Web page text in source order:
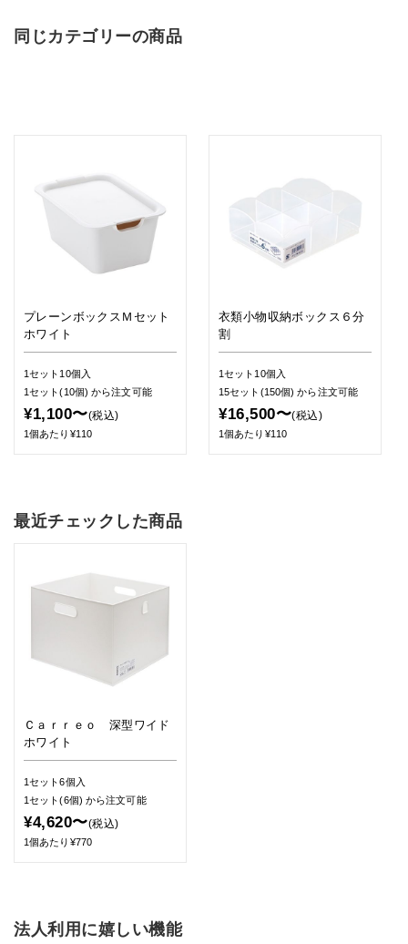
同じカテゴリーの商品
プレーンボックスＭセット
ホワイト
1セット10個入
1セット(10個)から注文可能
¥1,100〜(税込)
1個あたり¥110
衣類小物収納ボックス６分
割
1セット10個入
15セット(150個)から注文可能
¥16,500〜(税込)
1個あたり¥110
最近チェックした商品
Ｃａｒｒｅｏ 深型ワイド
ホワイト
1セット6個入
1セット(6個) から注文可能
¥4,620〜(税込)
1個あたり¥770
法人利用に嬉しい機能